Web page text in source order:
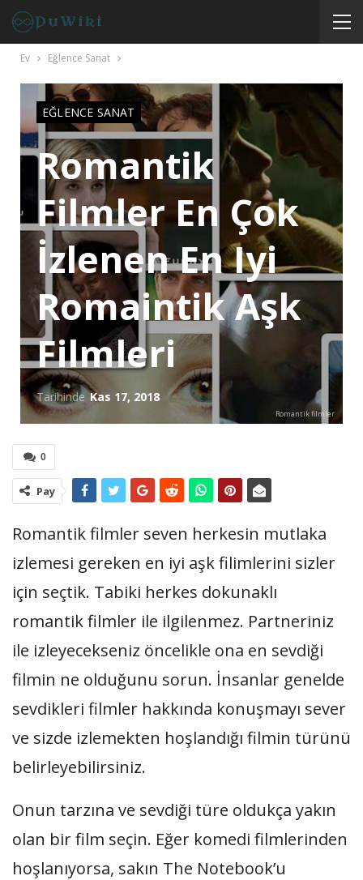
Ev Eğlence Sanat
EĞLENCE SANAT
Romantik
Filmler En Çok
İzlenen En Iyi
Romaintik Aşk
Filmleri
TarihindeKas 17, 2018
Romantik filmler
0
Pay
Romantik filmler seven herkesin mutlaka
izlemesi gereken en iyi aşk filimlerini sizler
için seçtik. Tabiki herkes dokunaklı
romantik filmler ile ilgilenmez. Partneriniz
ile izleyecekseniz öncelikle ona en sevdiği
filmin ne olduğunu sorun. İnsanlar genelde
sevdikleri filmler hakkında konuşmayı sever
ve sizde izlemekten hoşlandığı filmin türünü
belirleyebilirsiniz.
Onun tarzına ve sevdiği türe oldukça yakın
olan bir film seçin. Eğer komedi filmlerinden
hoşlanıyorsa, sakın The Notebook’u